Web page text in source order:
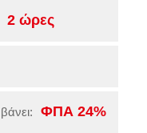
2 ώρες
ΦΠΑ 24%